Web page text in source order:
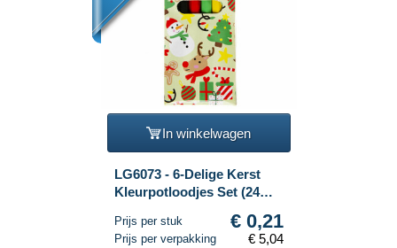
In winkelwagen
LG6073 - 6-Delige Kerst
Kleurpotloodjes Set (24
Prijs per stuk € 0,21
Prijs per verpakking € 5,04